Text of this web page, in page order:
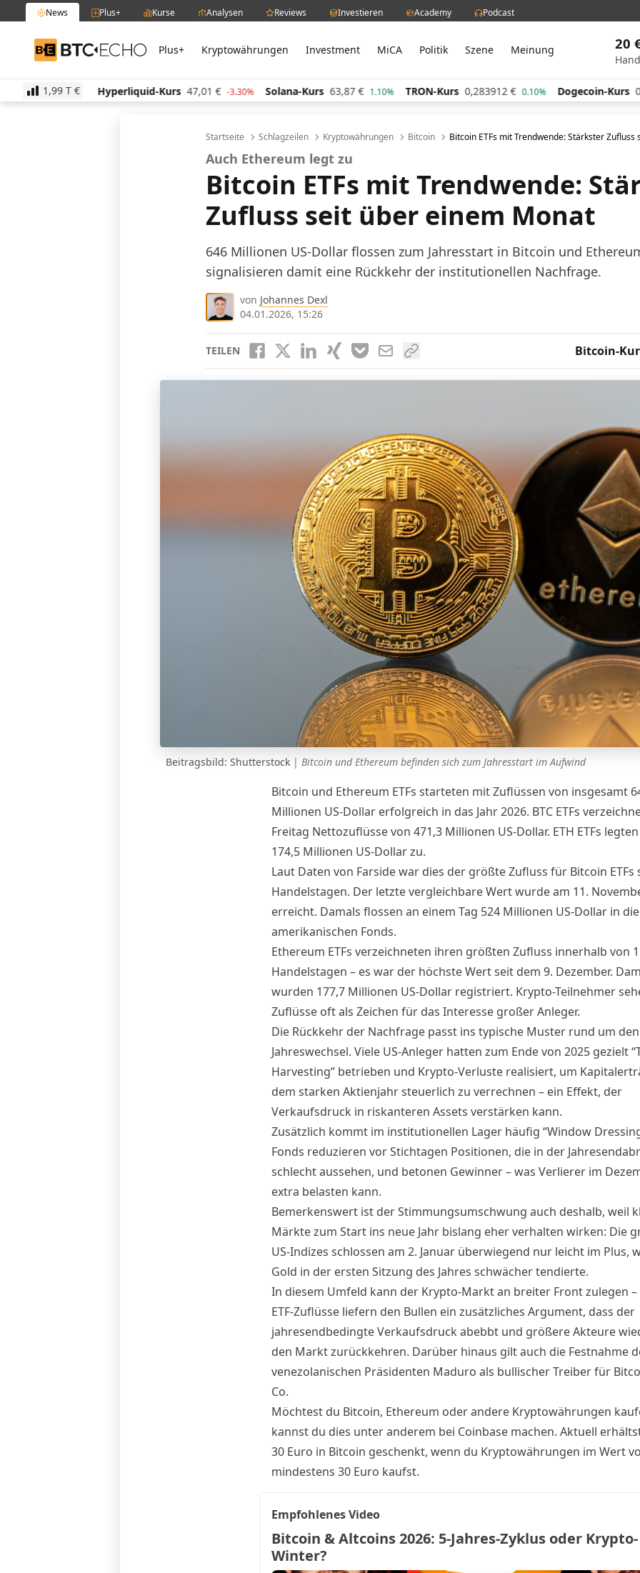
News Plus+ Kurse Analysen Reviews Investieren Academy Podcast
BTC-ECHO Plus+ Kryptowährungen Investment MiCA Politik Szene Meinung 20
1,99 T €
0.20% Hyperliquid-Kurs 47,01 € -3.30% Solana-Kurs 63,87 € 1.10% TRON-Kurs 0,283912 € 0.10% Dogecoin-Kurs 0,060476
Startseite Schlagzeilen Kryptowährungen Bitcoin Bitcoin ETFs mit Trendwende: Stärkster
Auch Ethereum legt zu
Bitcoin ETFs mit Trendwende:
Zufluss seit über einem Monat
646 Millionen US-Dollar flossen zum Jahresstart in Bitcoin und
signalisieren damit eine Rückkehr der institutionellen Nachfrage.
von Johannes Dexl
04.01.2026, 15:26
TEILEN Bitcoin-
Beitragsbild: Shutterstock | Bitcoin und Ethereum befinden sich zum Jahresstart im Aufwind
Bitcoin und Ethereum ETFs starteten mit Zuflüssen von insgesamt
Millionen US-Dollar erfolgreich in das Jahr 2026. BTC ETFs
Freitag Nettozuflüsse von 471,3 Millionen US-Dollar. ETH ETFs
174,5 Millionen US-Dollar zu.
Laut Daten von Farside war dies der größte Zufluss für Bitcoin ETFs
Handelstagen. Der letzte vergleichbare Wert wurde am 11.
erreicht. Damals flossen an einem Tag 524 Millionen US-Dollar in
amerikanischen Fonds.
Ethereum ETFs verzeichneten ihren größten Zufluss innerhalb von
Handelstagen – es war der höchste Wert seit dem 9. Dezember.
wurden 177,7 Millionen US-Dollar registriert. Krypto-Teilnehmer
Zuflüsse oft als Zeichen für das Interesse großer Anleger.
Die Rückkehr der Nachfrage passt ins typische Muster rund um den
Jahreswechsel. Viele US-Anleger hatten zum Ende von 2025 gezielt
Harvesting” betrieben und Krypto-Verluste realisiert, um
dem starken Aktienjahr steuerlich zu verrechnen – ein Effekt, der
Verkaufsdruck in riskanteren Assets verstärken kann.
Zusätzlich kommt im institutionellen Lager häufig “Window
Fonds reduzieren vor Stichtagen Positionen, die in der
schlecht aussehen, und betonen Gewinner – was Verlierer im
extra belasten kann.
Bemerkenswert ist der Stimmungsumschwung auch deshalb, weil
Märkte zum Start ins neue Jahr bislang eher verhalten wirken: Die
US-Indizes schlossen am 2. Januar überwiegend nur leicht im Plus,
Gold in der ersten Sitzung des Jahres schwächer tendierte.
In diesem Umfeld kann der Krypto-Markt an breiter Front zulegen
ETF-Zuflüsse liefern den Bullen ein zusätzliches Argument, dass der
jahresendbedingte Verkaufsdruck abebbt und größere Akteure
den Markt zurückkehren. Darüber hinaus gilt auch die Festnahme
venezolanischen Präsidenten Maduro als bullischer Treiber für
Co.
Möchtest du Bitcoin, Ethereum oder andere Kryptowährungen
kannst du dies unter anderem bei Coinbasemachen. Aktuell
30 Euro in Bitcoin geschenkt, wenn du Kryptowährungen im Wert
mindestens 30 Euro kaufst.
Empfohlenes Video
Bitcoin & Altcoins 2026: 5-Jahres-Zyklus oder Krypto-
Winter?